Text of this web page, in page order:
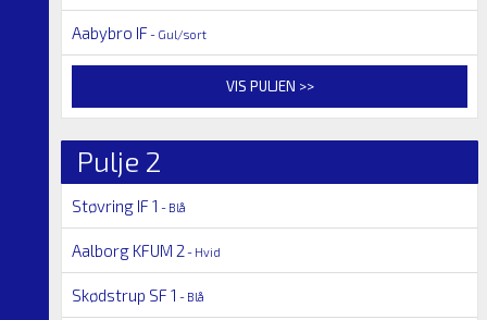
Aabybro IF - Gul/sort
VIS PULJEN >>
Pulje 2
Støvring IF 1 - Blå
Aalborg KFUM 2 - Hvid
Skødstrup SF 1 - Blå